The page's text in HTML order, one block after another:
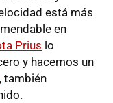
está más
en
Prius lo
y hacemos un
, también